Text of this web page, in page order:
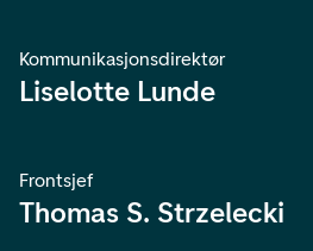
Kommunikasjonsdirektør
Liselotte Lunde
Frontsjef
Thomas S. Strzelecki